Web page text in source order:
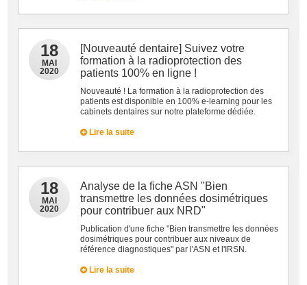
18
MAI
2020
[Nouveauté dentaire] Suivez votre
formation à la radioprotection des
patients 100% en ligne !
Nouveauté ! La formation à la radioprotection des
patients est disponible en 100% e-learning pour les
cabinets dentaires sur notre plateforme dédiée.
Lire la suite
18
MAI
2020
Analyse de la fiche ASN "Bien
transmettre les données dosimétriques
pour contribuer aux NRD"
Publication d'une fiche "Bien transmettre les données
dosimétriques pour contribuer aux niveaux de
référence diagnostiques" par l'ASN et l'IRSN.
Lire la suite